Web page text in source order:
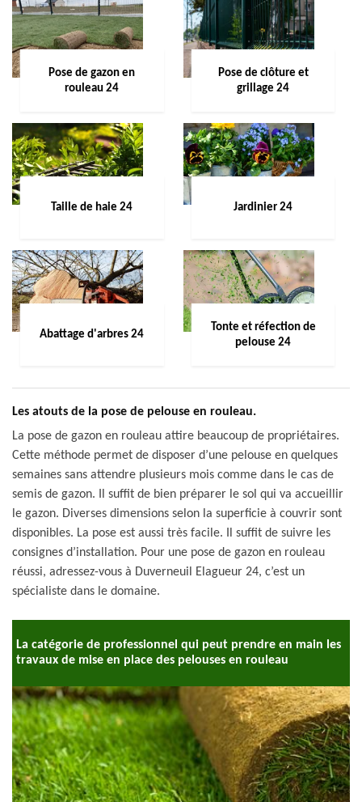
Pose de gazon en
rouleau 24
Pose de clôture et
grillage 24
Taille de haie 24 Jardinier 24
Abattage d'arbres 24
Tonte et réfection de
pelouse 24
Les atouts de la pose de pelouse en rouleau.
La pose de gazon en rouleau attire beaucoup de propriétaires.
Cette méthode permet de disposer d’une pelouse en quelques
semaines sans attendre plusieurs mois comme dans le cas de
semis de gazon. Il suffit de bien préparer le sol qui va accueillir
le gazon. Diverses dimensions selon la superficie à couvrir sont
disponibles. La pose est aussi très facile. Il suffit de suivre les
consignes d’installation. Pour une pose de gazon en rouleau
réussi, adressez-vous à Duverneuil Elagueur 24, c’est un
spécialiste dans le domaine.
La catégorie de professionnel qui peut prendre en main les
travaux de mise en place des pelouses en rouleau